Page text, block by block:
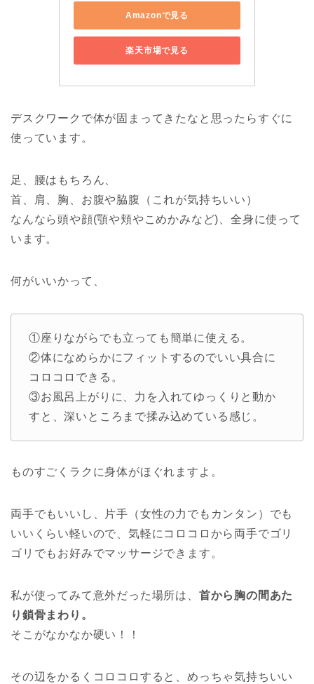
Amazonで見る
楽天市場で見る
デスクワークで体が固まってきたなと思ったらすぐに
使っています。
足、腰はもちろん、
首、肩、胸、お腹や脇腹（これが気持ちいい）
なんなら頭や顔(顎や頬やこめかみなど)、全身に使って
います。
何がいいかって、
①座りながらでも立っても簡単に使える。
②体になめらかにフィットするのでいい具合に
コロコロできる。
③お風呂上がりに、力を入れてゆっくりと動か
すと、深いところまで揉み込めている感じ。
ものすごくラクに身体がほぐれますよ。
両手でもいいし、片手（女性の力でもカンタン）でも
いいくらい軽いので、気軽にコロコロから両手でゴリ
ゴリでもお好みでマッサージできます。
私が使ってみて意外だった場所は、 首から胸の間あた
り鎖骨まわり。
そこがなかなか硬い！！
その辺をかるくコロコロすると、めっちゃ気持ちいい